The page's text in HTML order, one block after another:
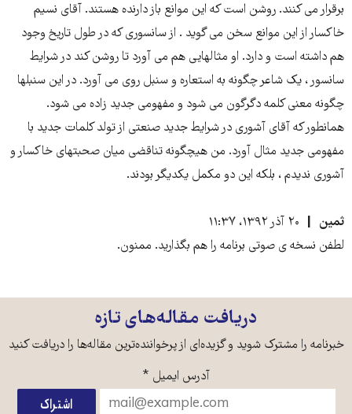
برقرار می کنند. روشن است که این موانع باز دارنده هستند. آقای نسیم
خاکسار از این موانع سخن می گوید . از سانسوری که در طول تاریخ وجود
هم داشته است و دارد. او مثالهایی هم می آورد تا روشن کند در شرایط
سانسور ، یک شاعر چگونه به استعاره و سنبل روی می آورد. در این سنبلها
چگونه معنی کلمه دگرگون می شود و مفهومی جدید زاده می شود.
همانطور که آقای آشوری در شرایط جدید صنعتی از تولد کلمات جدید با
مفهومی جدید مثال آورد. من هیچگونه تناقضی میان صحبتهای خاکسار و
آشوری ندیدم ، بلکه این دو مکمل یکدیگر بودند.
ثمین
۲۰ آذر ۱۳۹۲، ۱۱:۳۷
لطفن نسخه ی صوتی برنامه را هم بگذارید. ممنون.
دریافت مقاله‌های تازه
خبرنامه را مشترک شوید و گزیده‌ای از پرخواننده‌ترین مقاله‌ها را دریافت کنید
آدرس ایمیل *